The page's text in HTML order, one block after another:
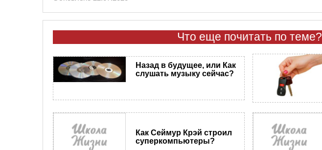
Что еще почитать по теме?
Назад в будущее, или Как
слушать музыку сейчас?
Как Сеймур Крэй строил
суперкомпьютеры?